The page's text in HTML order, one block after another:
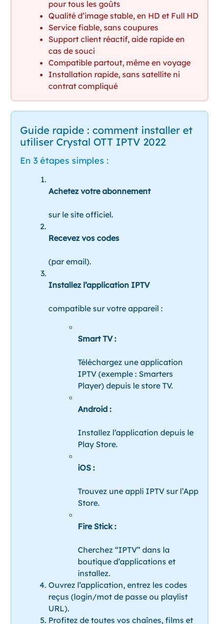
pour tous les goûts
Qualité d’image stable, en HD et Full HD
Service fiable, sans coupures
Support client réactif, aide rapide en
cas de souci
Compatible partout, même en voyage
Installation rapide, sans satellite ni
contrat compliqué
Guide rapide : comment installer et
utiliser Crystal OTT IPTV 2022
En 3 étapes simples :
Achetez votre abonnement
sur le site officiel.
Recevez vos codes
(par email).
Installez l’application IPTV
compatible sur votre appareil :
Smart TV :
Téléchargez une application
IPTV (exemple : Smarters
Player) depuis le store TV.
Android :
Installez l’application depuis le
Play Store.
iOS :
Trouvez une appli IPTV sur l’App
Store.
Fire Stick :
Cherchez “IPTV” dans la
boutique d’applications et
installez.
Ouvrez l’application, entrez les codes
reçus (login/mot de passe ou playlist
URL).
Profitez de toutes vos chaînes, films et